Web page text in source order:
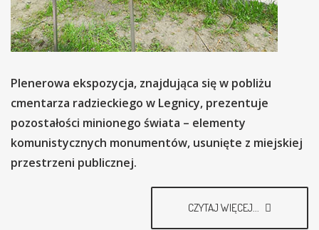
Plenerowa ekspozycja, znajdująca się w pobliżu
cmentarza radzieckiego w Legnicy, prezentuje
pozostałości minionego świata – elementy
komunistycznych monumentów, usunięte z miejskiej
przestrzeni publicznej.
CZYTAJ WIĘCEJ...